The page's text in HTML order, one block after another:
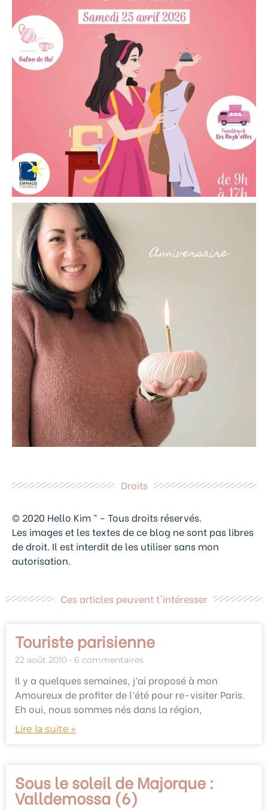
Droits
© 2020 Hello Kim ™ – Tous droits réservés.
Les images et les textes de ce blog ne sont pas libres
de droit. Il est interdit de les utiliser sans mon
autorisation.
Ces articles peuvent t'intéresser
Touriste parisienne
22 août 2010 6 commentaires
Il y a quelques semaines, j’ai proposé à mon
Amoureux de profiter de l’été pour re-visiter Paris.
Eh oui, nous sommes nés dans la région,
Lire la suite »
Sous le soleil de Majorque :
Valldemossa (6)